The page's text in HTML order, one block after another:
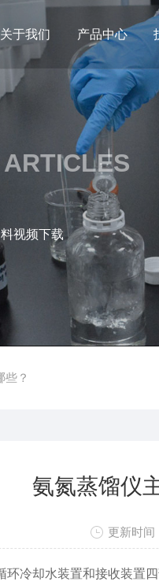
关于我们 产品中心
视频下载
些？
氨氮蒸馏仪
更新时
环冷却水装置和接收装置